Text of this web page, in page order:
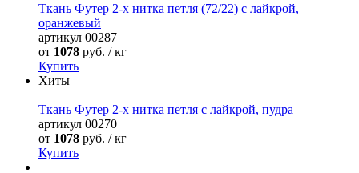
Ткань Футер 2-х нитка петля (72/22) с лайкрой,
оранжевый
артикул 00287
от 1078 руб. / кг
Купить
Хиты
Ткань Футер 2-х нитка петля с лайкрой, пудра
артикул 00270
от 1078 руб. / кг
Купить